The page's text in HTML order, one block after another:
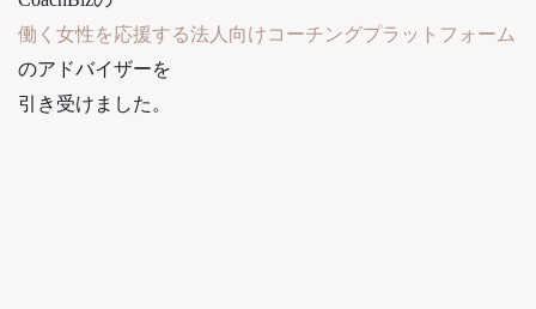
働く女性を応援する法人向けコーチングプラットフォーム
のアドバイザーを
引き受けました。